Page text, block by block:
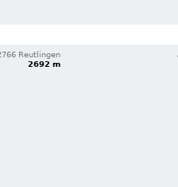
Reutlingen
2692 m